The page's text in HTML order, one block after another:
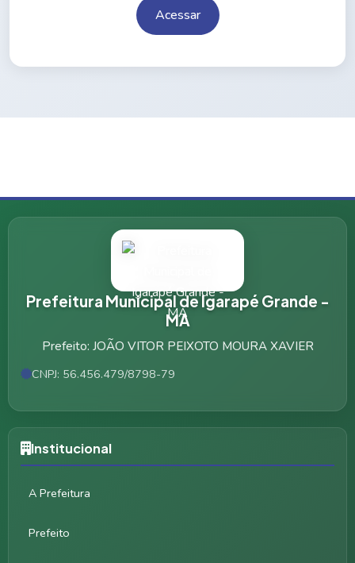
Acessar
Prefeitura Municipal de Igarapé Grande -
MA
Prefeito: JOÃO VITOR PEIXOTO MOURA XAVIER
CNPJ: 56.456.479/8798-79
Institucional
A Prefeitura
Prefeito